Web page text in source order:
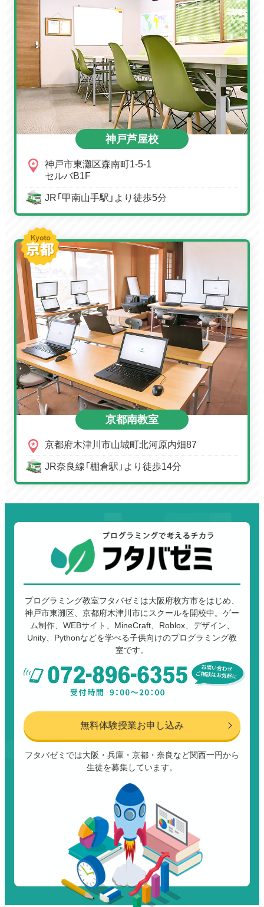
神戸芦屋校
神戸市東灘区森南町1-5-1
セルバB1F
JR「甲南山手駅」より徒歩5分
京都南教室
京都府木津川市山城町北河原内畑87
JR奈良線「棚倉駅」より徒歩14分
プログラミング教室フタバゼミは大阪府枚方市をはじめ、
神戸市東灘区、京都府木津川市にスクールを開校中。ゲー
ム制作、WEBサイト、MineCraft、Roblox、デザイン、
Unity、Pythonなどを学べる子供向けのプログラミング教
室です。
無料体験授業お申し込み
フタバゼミでは大阪・兵庫・京都・奈良など関西一円から
生徒を募集しています。